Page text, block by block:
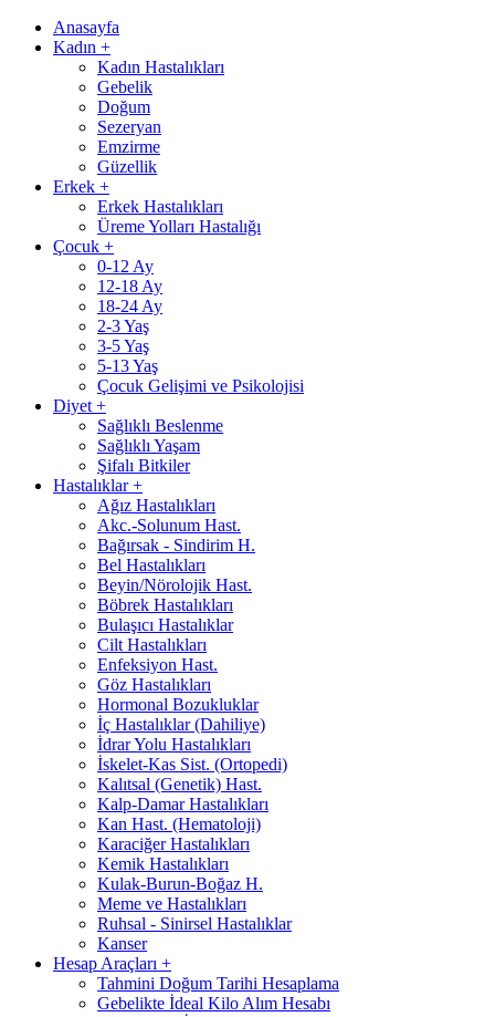
Anasayfa
Kadın +
Kadın Hastalıkları
Gebelik
Doğum
Sezeryan
Emzirme
Güzellik
Erkek +
Erkek Hastalıkları
Üreme Yolları Hastalığı
Çocuk +
0-12 Ay
12-18 Ay
18-24 Ay
2-3 Yaş
3-5 Yaş
5-13 Yaş
Çocuk Gelişimi ve Psikolojisi
Diyet +
Sağlıklı Beslenme
Sağlıklı Yaşam
Şifalı Bitkiler
Hastalıklar+
Ağız Hastalıkları
Akc.-Solunum Hast.
Bağırsak - Sindirim H.
Bel Hastalıkları
Beyin/Nörolojik Hast.
Böbrek Hastalıkları
Bulaşıcı Hastalıklar
Cilt Hastalıkları
Enfeksiyon Hast.
Göz Hastalıkları
Hormonal Bozukluklar
İç Hastalıklar (Dahiliye)
İdrar Yolu Hastalıkları
İskelet-Kas Sist. (Ortopedi)
Kalıtsal (Genetik) Hast.
Kalp-Damar Hastalıkları
Kan Hast. (Hematoloji)
Karaciğer Hastalıkları
Kemik Hastalıkları
Kulak-Burun-Boğaz H.
Meme ve Hastalıkları
Ruhsal - Sinirsel Hastalıklar
Kanser
Hesap Araçları +
Tahmini Doğum Tarihi Hesaplama
Gebelikte İdeal Kilo Alım Hesabı